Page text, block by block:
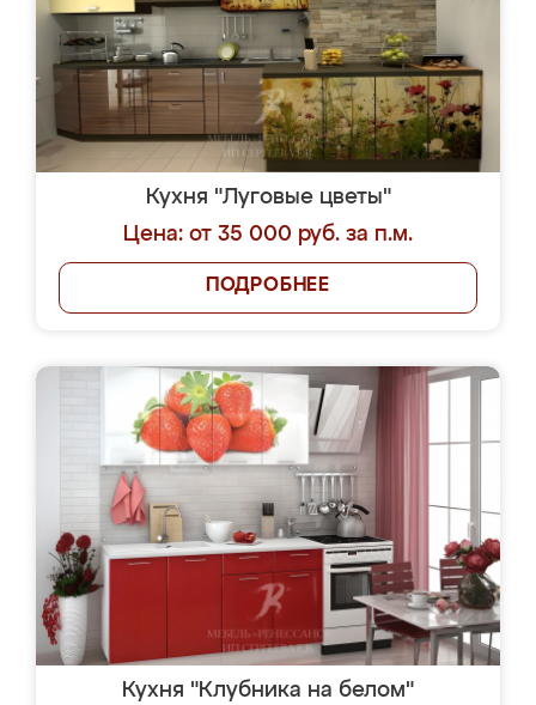
Кухня "Луговые цветы"
Цена: от 35 000 руб. за п.м.
ПОДРОБНЕЕ
Кухня "Клубника на белом"